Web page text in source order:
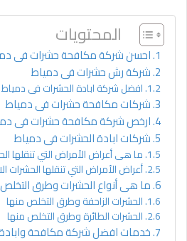
المحتويات
احسن شركة مكافحة حشرات فى
شركة رش حشرات فى دمياط
افضل شركة ابادة الحشرات فى
شركات مكافحة حشرات فى دمياط
ارخص شركة مكافحة حشرات فى
شركات ابادة الحشرات فى دمياط
ما هى أعراض الأمراض التي تنقلها
أعراض الأمراض التي تنقلها الحشرات
ما هى أنواع الحشرات وطرق
الحشرات الزاحفة وطرق التخلص منها
الحشرات الطائرة وطرق التخلص منها
خدمات افضل شركة مكافحة